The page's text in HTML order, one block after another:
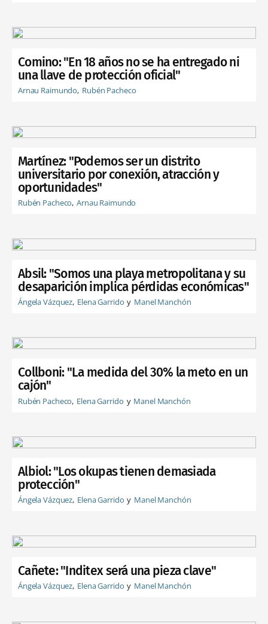
Comino: "En 18 años no se ha entregado ni
una llave de protección oficial"
Arnau Raimundo Rubén Pacheco
Martínez: "Podemos ser un distrito
universitario por conexión, atracción y
oportunidades"
Rubén Pacheco Arnau Raimundo
Absil: "Somos una playa metropolitana y su
desaparición implica pérdidas económicas"
Ángela Vázquez Elena Garrido Manel Manchón
Collboni: "La medida del 30% la meto en un
cajón"
Rubén Pacheco Elena Garrido Manel Manchón
Albiol: "Los okupas tienen demasiada
protección"
Ángela Vázquez Elena Garrido Manel Manchón
Cañete: "Inditex será una pieza clave"
Ángela Vázquez Elena Garrido Manel Manchón